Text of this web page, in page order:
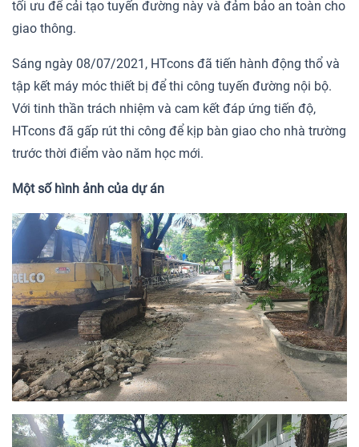
tối ưu để cải tạo tuyến đường này và đảm bảo an toàn cho
giao thông.
Sáng ngày 08/07/2021, HTcons đã tiến hành động thổ và
tập kết máy móc thiết bị để thi công tuyến đường nội bộ.
Với tinh thần trách nhiệm và cam kết đáp ứng tiến độ,
HTcons đã gấp rút thi công để kịp bàn giao cho nhà trường
trước thời điểm vào năm học mới.
Một số hình ảnh của dự án